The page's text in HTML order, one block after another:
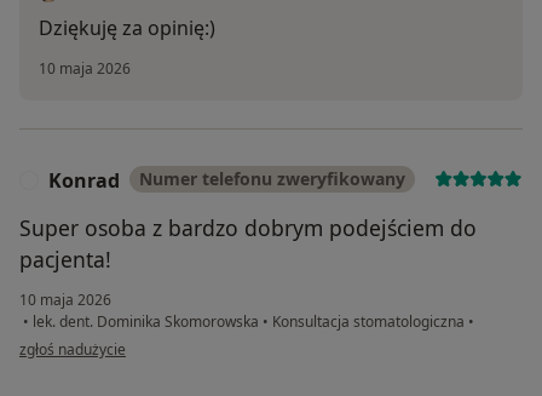
Dziękuję za opinię:)
10 maja 2026
Konrad Numer telefonu zweryfikowany
Super osoba z bardzo dobrym podejściem do
pacjenta!
10 maja 2026
• lek. dent. Dominika Skomorowska • Konsultacja stomatologiczna •
w opinii użytkownika Konrad
zgłoś nadużycie